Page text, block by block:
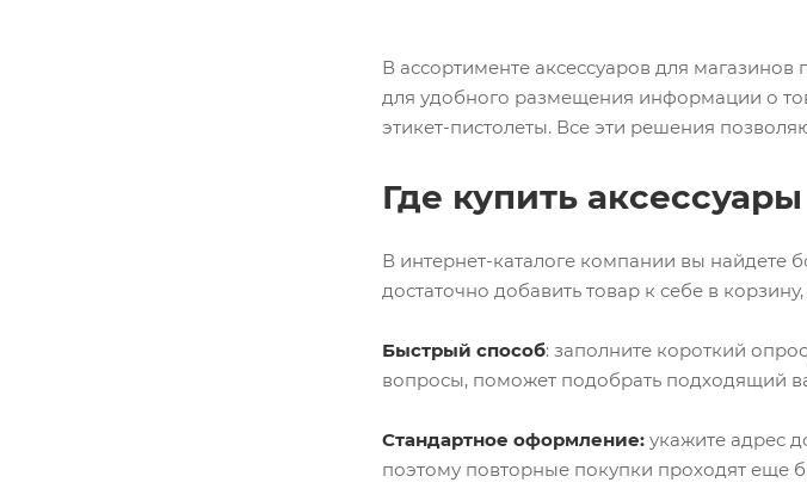
В ассортименте аксессуаров для
для удобного размещения информации о
этикет-пистолеты. Все эти решения
Где купить
В интернет-каталоге компании вы найдете
достаточно добавить товар к себе в
Быстрый способ: заполните короткий
вопросы, поможет подобрать подходящий
Стандартное оформление: укажите адрес
поэтому повторные покупки проходят еще